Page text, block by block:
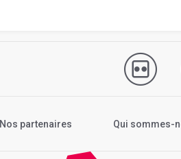
Nos partenaires Qui sommes-